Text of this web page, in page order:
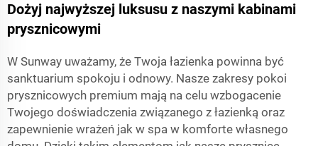
Dożyj najwyższej luksusu z naszymi kabinami
prysznicowymi
W Sunway uważamy, że Twoja łazienka powinna być
sanktuarium spokoju i odnowy. Nasze zakresy pokoi
prysznicowych premium mają na celu wzbogacenie
Twojego doświadczenia związanego z łazienką oraz
zapewnienie wrażeń jak w spa w komforte własnego